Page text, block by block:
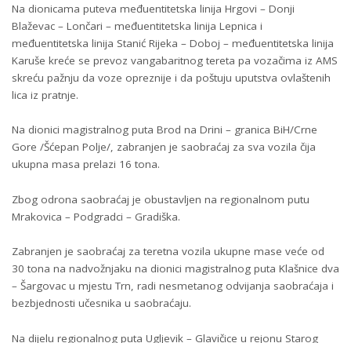
Na dionicama puteva međuentitetska linija Hrgovi – Donji
Blaževac – Lončari – međuentitetska linija Lepnica i
međuentitetska linija Stanić Rijeka – Doboj – međuentitetska linija
Karuše kreće se prevoz vangabaritnog tereta pa vozačima iz AMS
skreću pažnju da voze opreznije i da poštuju uputstva ovlaštenih
lica iz pratnje.
Na dionici magistralnog puta Brod na Drini – granica BiH/Crne
Gore /Šćepan Polje/, zabranjen je saobraćaj za sva vozila čija
ukupna masa prelazi 16 tona.
Zbog odrona saobraćaj je obustavljen na regionalnom putu
Mrakovica – Podgradci – Gradiška.
Zabranjen je saobraćaj za teretna vozila ukupne mase veće od
30 tona na nadvožnjaku na dionici magistralnog puta Klašnice dva
– Šargovac u mjestu Trn, radi nesmetanog odvijanja saobraćaja i
bezbjednosti učesnika u saobraćaju.
Na dijelu regionalnog puta Ugljevik – Glavičice u rejonu Starog